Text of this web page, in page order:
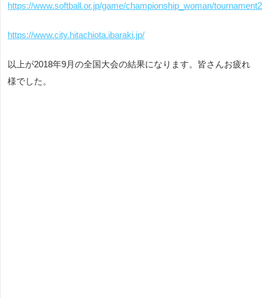
https://www.softball.or.jp/game/championship_woman/
https://www.city.hitachiota.ibaraki.jp/
以上が2018年9月の全国大会の結果になります。皆さんお疲れ
様でした。